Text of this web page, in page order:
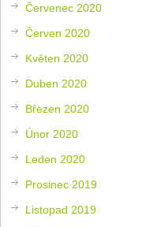
Červenec 2020
Červen 2020
Květen 2020
Duben 2020
Březen 2020
Únor 2020
Leden 2020
Prosinec 2019
Listopad 2019